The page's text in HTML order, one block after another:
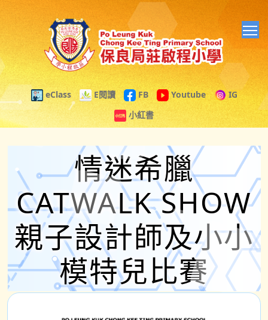
eClass E閱讀 FB Youtube
IG
小紅書
情迷希臘
CATWALK SHOW
親子設計師及小小
模特兒比賽